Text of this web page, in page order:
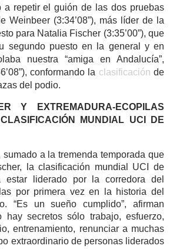
a repetir el guión de las dos pruebas
Weinbeer (3:34’08”), más líder de la
para Natalia Fischer (3:35’00”), que
segundo puesto en la general y en
nuestra “amiga en Andalucía”,
conformando la clasificación de
del podio.
Y EXTREMADURA-ECOPILAS
MUNDIAL UCI DE
a la tremenda temporada que
la clasificación mundial UCI de
liderado por la corredora del
por primera vez en la historia del
“Es un sueño cumplido”, afirman
hay secretos sólo trabajo, esfuerzo,
entrenamiento, renunciar a muchas
extraordinario de personas liderados